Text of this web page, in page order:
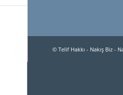
© Telif Hakkı - Nakış Biz -